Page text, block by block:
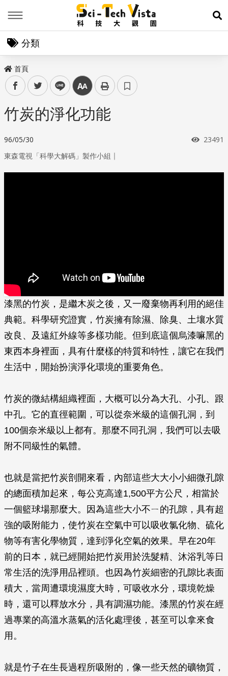
展
分類
首頁
facebooktwitter line 中
竹炭的淨化功能
96/05/30 瀏覽次
23491
東森電視「科學大解碼」製作小組 ｜
漆黑的竹炭，是繼木炭之後，又一廢棄物再利用的絕佳
典範。科學研究證實，竹炭擁有除濕、除臭、土壤水質
改良、及遠紅外線等多樣功能。但到底這個烏漆嘛黑的
東西本身裡面，具有什麼樣的特質和特性，讓它在我們
生活中，開始扮演淨化環境的重要角色。
竹炭的微結構組織裡面，大概可以分為大孔、小孔、跟
中孔。它的直徑範圍，可以從奈米級的這個孔洞，到
100個奈米級以上都有。那麼不同孔洞，我們可以去吸
附不同級性的氣體。
也就是當把竹炭剖開來看，內部這些大大小小細微孔隙
的總面積加起來，每公克高達1,500平方公尺，相當於
一個籃球場那麼大。因為這些大小不ㄧ的孔隙，具有超
強的吸附能力，使竹炭在空氣中可以吸收氯化物、硫化
物等有害化學物質，達到淨化空氣的效果。早在20年
前的日本，就已經開始把竹炭用於洗髮精、沐浴乳等日
常生活的洗淨用品裡頭。也因為竹炭細密的孔隙比表面
積大，當周遭環境濕度大時，可吸收水分，環境乾燥
時，還可以釋放水分，具有調濕功能。漆黑的竹炭在經
過專業的高溫水蒸氣的活化處理後，甚至可以拿來食
用。
就是竹子在生長過程所吸附的，像一些天然的礦物質，